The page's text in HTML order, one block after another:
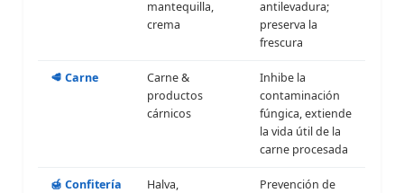
mantequilla,
crema
antilevadura;
preserva la
frescura
🥩 Carne
Carne &
productos
cárnicos
Inhibe la
contaminación
fúngica, extiende
la vida útil de la
carne procesada
🍯 Confitería
Halva,
Prevención de